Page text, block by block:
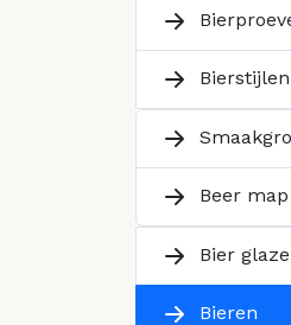
Bierstijlen
Beer map
Bier
Bieren